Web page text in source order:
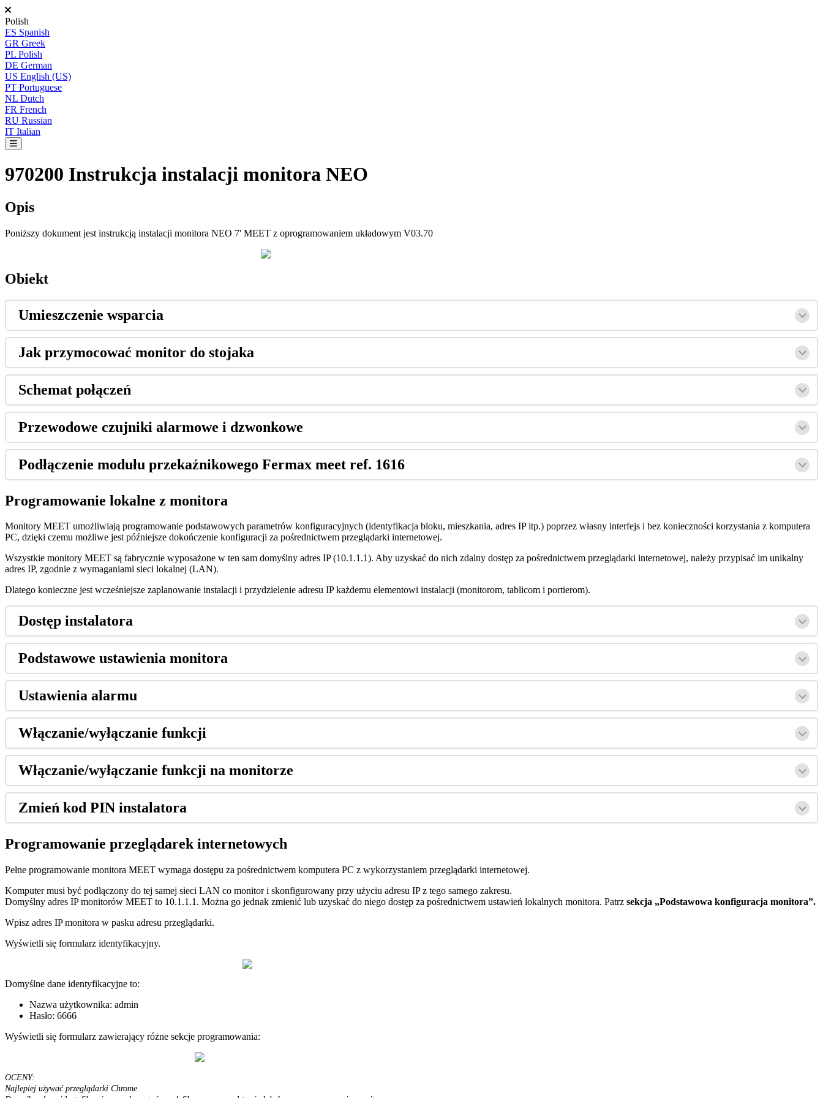
Polish
ES Spanish
GR Greek
PL Polish
DE German
US English (US)
PT Portuguese
NL Dutch
FR French
RU Russian
IT Italian
970200 Instrukcja instalacji monitora NEO
Opis
Poniższy dokument jest instrukcją instalacji monitora NEO 7' MEET z oprogramowaniem układowym V03.70
Obiekt
Umieszczenie wsparcia
Jak przymocować monitor do stojaka
Schemat połączeń
Przewodowe czujniki alarmowe i dzwonkowe
Podłączenie modułu przekaźnikowego Fermax meet ref. 1616
Programowanie lokalne z monitora
Monitory MEET umożliwiają programowanie podstawowych parametrów konfiguracyjnych (identyfikacja bloku, mieszkania, adres IP itp.) poprzez własny interfejs i bez konieczności korzystania z komputera
PC, dzięki czemu możliwe jest późniejsze dokończenie konfiguracji za pośrednictwem przeglądarki internetowej.
Wszystkie monitory MEET są fabrycznie wyposażone w ten sam domyślny adres IP (10.1.1.1). Aby uzyskać do nich zdalny dostęp za pośrednictwem przeglądarki internetowej, należy przypisać im unikalny
adres IP, zgodnie z wymaganiami sieci lokalnej (LAN).
Dlatego konieczne jest wcześniejsze zaplanowanie instalacji i przydzielenie adresu IP każdemu elementowi instalacji (monitorom, tablicom i portierom).
Dostęp instalatora
Podstawowe ustawienia monitora
Ustawienia alarmu
Włączanie/wyłączanie funkcji
Włączanie/wyłączanie funkcji na monitorze
Zmień kod PIN instalatora
Programowanie przeglądarek internetowych
Pełne programowanie monitora MEET wymaga dostępu za pośrednictwem komputera PC z wykorzystaniem przeglądarki internetowej.
Komputer musi być podłączony do tej samej sieci LAN co monitor i skonfigurowany przy użyciu adresu IP z tego samego zakresu.
Domyślny adres IP monitorów MEET to 10.1 .1 .1 . Można go jednak zmienić lub uzyskać do niego dostęp za pośrednictwem ustawień lokalnych monitora. Patrz sekcja „Podstawowa konfiguracja monitora”.
Wpisz adres IP monitora w pasku adresu przeglądarki.
Wyświetli się formularz identyfikacyjny.
Domyślne dane identyfikacyjne to:
Nazwa użytkownika: admin
Hasło: 6666
Wyświetli się formularz zawierający różne sekcje programowania:
OCENY:
Najlepiej używać przeglądarki Chrome